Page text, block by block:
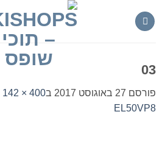
03
פורסם 27 באוגוסט 2017 ב400 × 142
EL50VP8